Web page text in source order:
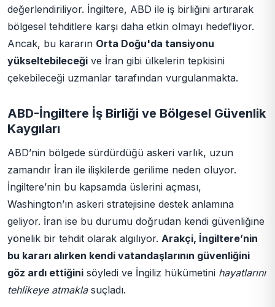
değerlendiriliyor. İngiltere, ABD ile iş birliğini artırarak
bölgesel tehditlere karşı daha etkin olmayı hedefliyor.
Ancak, bu kararın Orta Doğu'da tansiyonu
yükseltebileceği ve İran gibi ülkelerin tepkisini
çekebileceği uzmanlar tarafından vurgulanmakta.
ABD-İngiltere İş Birliği ve Bölgesel Güvenlik
Kaygıları
ABD’nin bölgede sürdürdüğü askeri varlık, uzun
zamandır İran ile ilişkilerde gerilime neden oluyor.
İngiltere’nin bu kapsamda üslerini açması,
Washington’ın askeri stratejisine destek anlamına
geliyor. İran ise bu durumu doğrudan kendi güvenliğine
yönelik bir tehdit olarak algılıyor. Arakçi, İngiltere’nin
bu kararı alırken kendi vatandaşlarının güvenliğini
göz ardı ettiğini söyledi ve İngiliz hükümetini hayatlarını
tehlikeye atmaklasuçladı.